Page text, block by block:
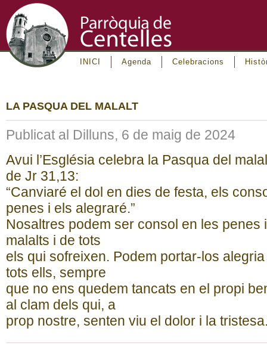
INICI Agenda Celebracions
LA PASQUA DEL MALALT
Publicat al Dilluns, 6 de maig de 2024
Avui l’Església celebra la Pasqua del
de Jr 31,13:
“Canviaré el dol en dies de festa, els
penes i els alegraré.”
Nosaltres podem ser consol en les penes
malalts i de tots
els qui sofreixen. Podem portar-los
tots ells, sempre
que no ens quedem tancats en el propi
al clam dels qui, a
prop nostre, senten viu el dolor i la